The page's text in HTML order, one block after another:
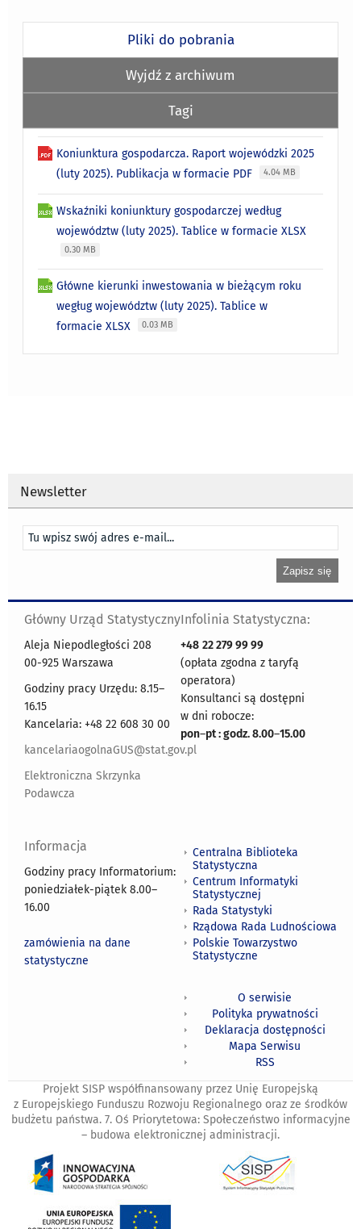
Pliki do pobrania
Wyjdź z archiwum
Tagi
Koniunktura gospodarcza. Raport wojewódzki 2025
(luty 2025). Publikacja w formacie PDF
4.04 MB
Wskaźniki koniunktury gospodarczej według
województw (luty 2025). Tablice w formacie XLSX
0.30 MB
Główne kierunki inwestowania w bieżącym roku
wegług województw (luty 2025). Tablice w
formacie XLSX
0.03 MB
Newsletter
Główny Urząd Statystyczny
Aleja Niepodległości 208
00-925 Warszawa
Godziny pracy Urzędu: 8.15–
16.15
Kancelaria: +48 22 608 30 00
kancelariaogolnaGUS@stat.gov.pl
Elektroniczna Skrzynka
Podawcza
Infolinia Statystyczna:
+48 22 279 99 99
(opłata zgodna z taryfą
operatora)
Konsultanci są dostępni
w dni robocze:
pon–pt : godz. 8.00–15.00
Informacja
Godziny pracy Informatorium:
poniedziałek-piątek 8.00–
16.00
zamówienia na dane
statystyczne
Centralna Biblioteka
Statystyczna
Centrum Informatyki
Statystycznej
Rada Statystyki
Rządowa Rada Ludnościowa
Polskie Towarzystwo
Statystyczne
O serwisie
Polityka prywatności
Deklaracja dostępności
Mapa Serwisu
RSS
Projekt SISP współfinansowany przez Unię Europejską
z Europejskiego Funduszu Rozwoju Regionalnego oraz ze środków
budżetu państwa. 7. Oś Priorytetowa: Społeczeństwo informacyjne
– budowa elektronicznej administracji.